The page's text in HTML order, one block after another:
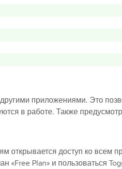
приложениями. Это
в работе. Также
открывается доступ ко всем
«Free Plan» и пользоваться